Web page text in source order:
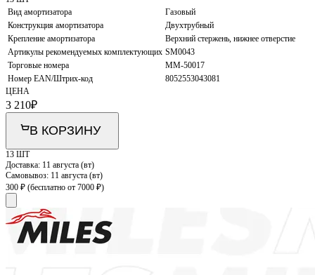
Вид амортизатора
Газовый
Конструкция амортизатора
Двухтрубный
Крепление амортизатора
Верхний стержень, нижнее отверстие
Артикулы рекомендуемых комплектующих SM0043
Торговые номера
MM-50017
Номер EAN/Штрих-код
8052553043081
ЦЕНА
3 210₽
В КОРЗИНУ
13 ШТ
Доставка: 11 августа (вт)
Самовывоз: 11 августа (вт)
300 ₽ (бесплатно от 7000 ₽)